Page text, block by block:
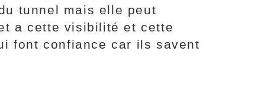
tunnel mais elle peut
a cette visibilité et cette
font confiance car ils savent